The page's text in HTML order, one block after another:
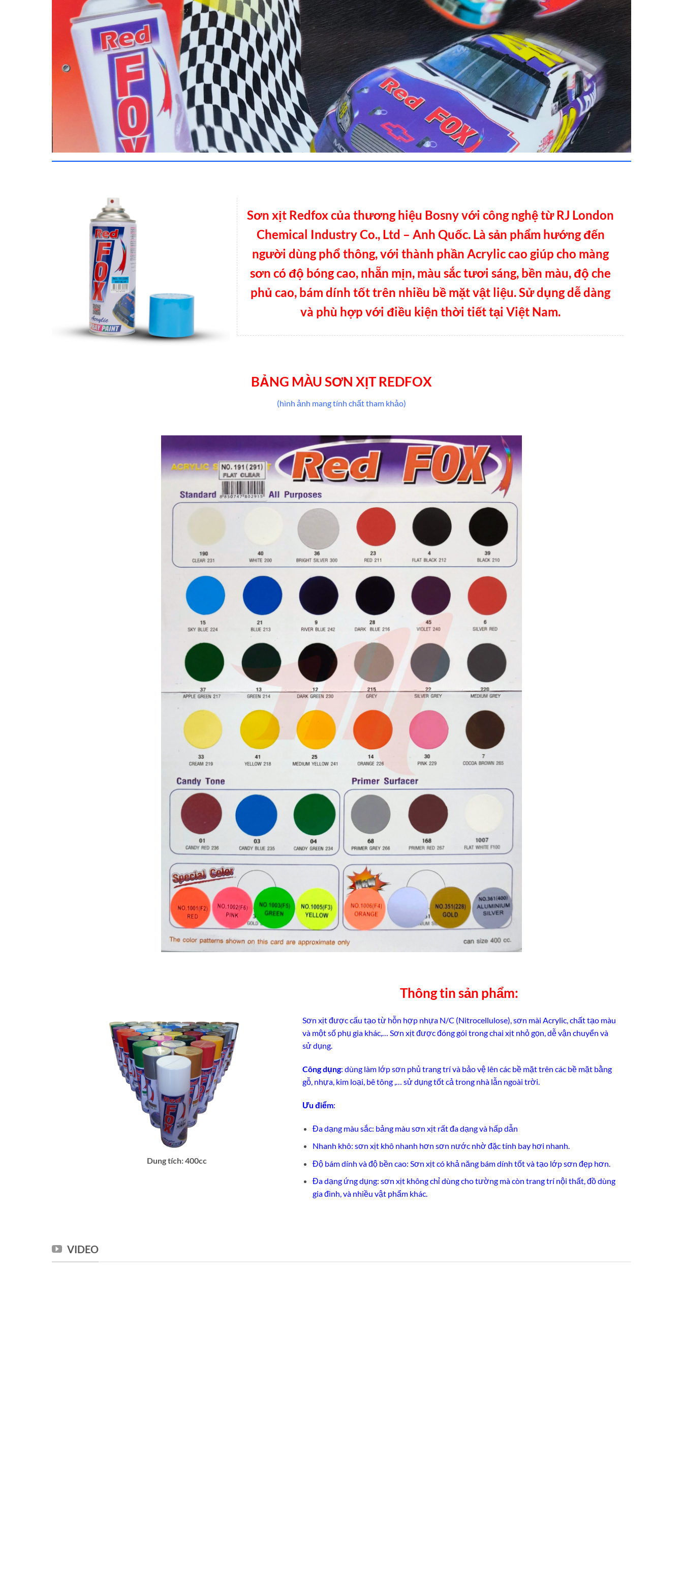
Sơn xịt Redfox của thương hiệu Bosny với công nghệ từ RJ London
Chemical Industry Co., Ltd – Anh Quốc. Là sản phẩm hướng đến
người dùng phổ thông, với thành phần Acrylic cao giúp cho màng
sơn có độ bóng cao, nhẵn mịn, màu sắc tươi sáng, bền màu, độ che
phủ cao, bám dính tốt trên nhiều bề mặt vật liệu. Sử dụng dễ dàng
và phù hợp với điều kiện thời tiết tại Việt Nam.
BẢNG MÀU SƠN XỊT REDFOX
(hình ảnh mang tính chất tham khảo)
Dung tích: 400cc
Thông tin sản phẩm:
Sơn xịt được cấu tạo từ hỗn hợp nhựa N/C (Nitrocellulose), sơn mài Acrylic, chất tạo màu
và một số phụ gia khác,… Sơn xịt được đóng gói trong chai xịt nhỏ gọn, dễ vận chuyển và
sử dụng.
Công dụng: dùng làm lớp sơn phủ trang trí và bảo vệ lên các bề mặt trên các bề mặt bằng
gỗ, nhựa, kim loại, bê tông ,… sử dụng tốt cả trong nhà lẫn ngoài trời.
Ưu điểm:
Đa dạng màu sắc: bảng màu sơn xịt rất đa dạng và hấp dẫn
Nhanh khô: sơn xịt khô nhanh hơn sơn nước nhờ đặc tính bay hơi nhanh.
Độ bám dính và độ bền cao: Sơn xịt có khả năng bám dính tốt và tạo lớp sơn đẹp hơn.
Đa dạng ứng dụng: sơn xịt không chỉ dùng cho tường mà còn trang trí nội thất, đồ dùng
gia đình, và nhiều vật phẩm khác.
VIDEO